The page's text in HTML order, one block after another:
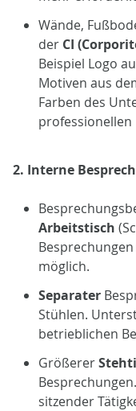
Wände,
der CI
Beispiel Logo
Motiven aus
Farben des
2. Interne
Arbeitstisch
möglich.
Separater
Stühlen.
betrieblichen
Größerer
sitzender